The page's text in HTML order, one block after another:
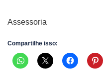
Assessoria
Compartilhe isso: